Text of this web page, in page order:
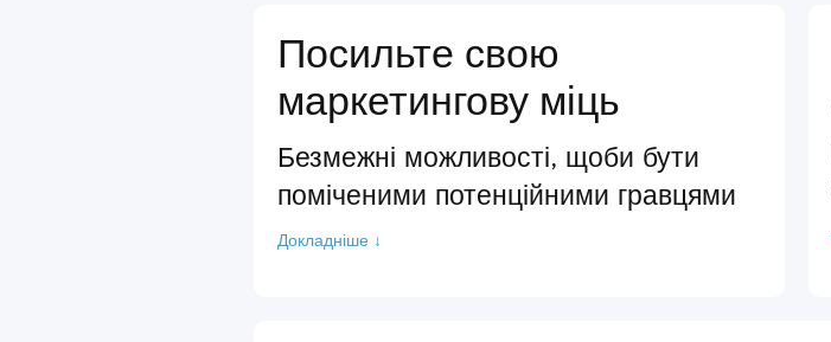
Посильте свою
маркетингову міць
Безмежні можливості, щоби бути
поміченими потенційними гравцями
Докладніше ↓